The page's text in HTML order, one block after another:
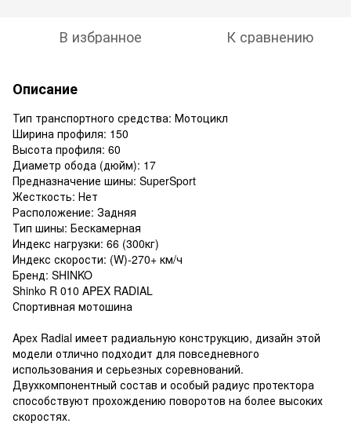
В избранное К сравнению
Описание
Тип транспортного средства: Мотоцикл
Ширина профиля: 150
Высота профиля: 60
Диаметр обода (дюйм): 17
Предназначение шины: SuperSport
Жесткость: Нет
Расположение: Задняя
Тип шины: Бескамерная
Индекс нагрузки: 66 (300кг)
Индекс скорости: (W)-270+ км/ч
Бренд: SHINKO
Shinko R 010 APEX RADIAL
Спортивная мотошина
Apex Radial имеет радиальную конструкцию, дизайн этой
модели отлично подходит для повседневного
использования и серьезных соревнований.
Двухкомпонентный состав и особый радиус протектора
способствуют прохождению поворотов на более высоких
скоростях.